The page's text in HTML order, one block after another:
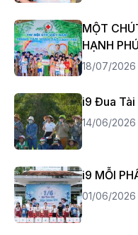
MỘT
HẠNH
18/07/2026
i9 Đua Tài
14/06/2026
i9 MỖI
01/06/2026